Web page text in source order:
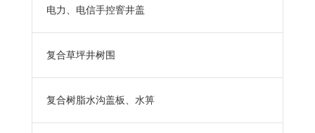
电力、电信手控窨井盖
复合草坪井树围
复合树脂水沟盖板、水箅